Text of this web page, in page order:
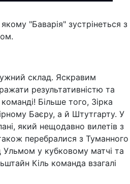
"Баварія" зустрінеться з
склад. Яскравим
результативністю та
Більше того, Зірка
Баєру, а й Штутгарту. У
який нещодавно вилетів з
перебралися з Туманного
у кубковому матчі та
Кіль команда взагалі